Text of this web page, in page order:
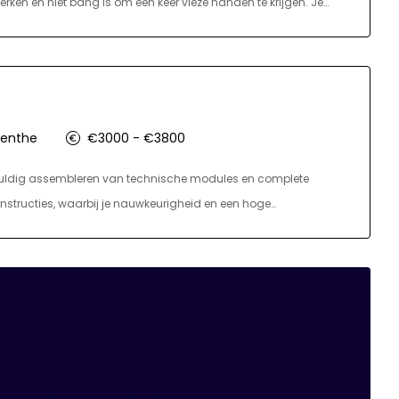
etc. Heb je nog geen ervaring maar lijkt het je wel
Werk je mee aan een prettige werksfeer en krijg jij de klus
€3000 - €3800
assembleren van technische modules en complete
waarbij je nauwkeurigheid en een hoge